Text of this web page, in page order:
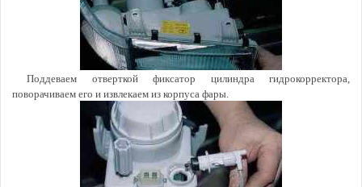
Поддеваем отверткой фиксатор цилиндра гидрокорректора,
поворачиваем его и извлекаем из корпуса фары.